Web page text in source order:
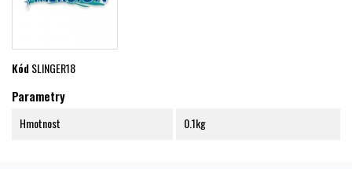
KódSLINGER18
Parametry
Hmotnost 0.1kg